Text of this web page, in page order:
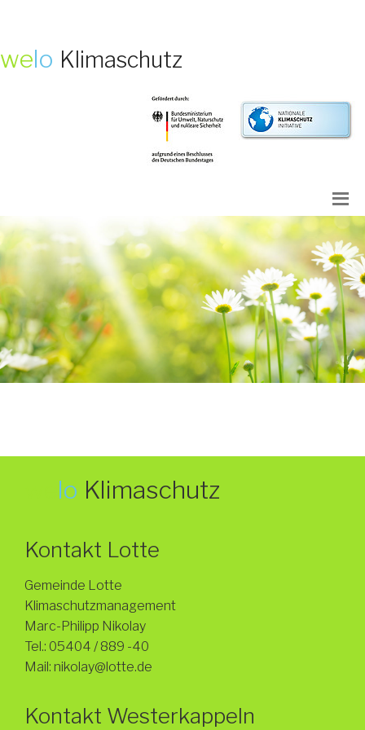
welo Klimaschutz
lo Klimaschutz
Kontakt Lotte
Gemeinde Lotte
Klimaschutzmanagement
Marc-Philipp Nikolay
Tel.: 05404 / 889 -40
Mail: nikolay@lotte.de
Kontakt Westerkappeln